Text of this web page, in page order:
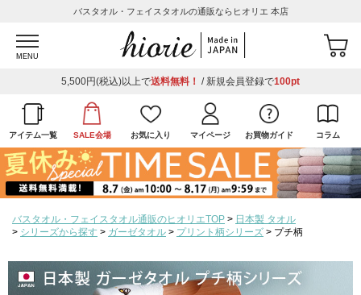
バスタオル・フェイスタオルの通販ならヒオリエ 本店
MENU
5,500円(税込)以上で送料無料！ / 新規会員登録で100pt
アイテム一覧 SALE会場 お気に入り マイページ お買物ガイド コラム
バスタオル・フェイスタオル通販のヒオリエTOP
日本製 タオル
シリーズから探す
ガーゼタオル プリント柄シリーズ プチ柄